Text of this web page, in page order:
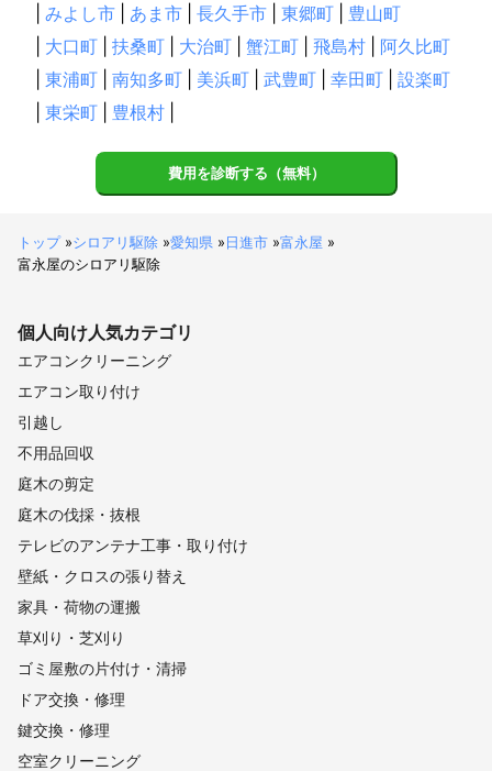
みよし市 あま市 長久手市 東郷町
豊山町
大口町 扶桑町 大治町 蟹江町 飛島村
阿久比町
東浦町 南知多町 美浜町 武豊町 幸田町
設楽町
東栄町 豊根村
費用を診断する（無料）
トップ»シロアリ駆除 »愛知県 »日進市 »富永屋 »
富永屋のシロアリ駆除
個人向け人気カテゴリ
エアコンクリーニング
エアコン取り付け
引越し
不用品回収
庭木の剪定
庭木の伐採・抜根
テレビのアンテナ工事・取り付け
壁紙・クロスの張り替え
家具・荷物の運搬
草刈り・芝刈り
ゴミ屋敷の片付け・清掃
ドア交換・修理
鍵交換・修理
空室クリーニング